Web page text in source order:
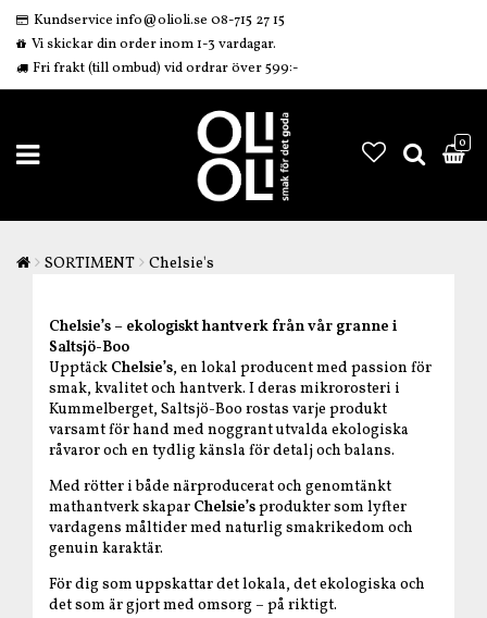
Kundservice info@olioli.se 08-715 27 15
Vi skickar din order inom 1-3 vardagar.
Fri frakt (till ombud) vid ordrar över 599:-
0
SORTIMENT Chelsie's
Chelsie’s – ekologiskt hantverk från vår granne i
Saltsjö-Boo
Upptäck Chelsie’s, en lokal producent med passion för
smak, kvalitet och hantverk. I deras mikrorosteri i
Kummelberget, Saltsjö-Boo rostas varje produkt
varsamt för hand med noggrant utvalda ekologiska
råvaror och en tydlig känsla för detalj och balans.
Med rötter i både närproducerat och genomtänkt
mathantverk skapar Chelsie’sprodukter som lyfter
vardagens måltider med naturlig smakrikedom och
genuin karaktär.
För dig som uppskattar det lokala, det ekologiska och
det som är gjort med omsorg – på riktigt.